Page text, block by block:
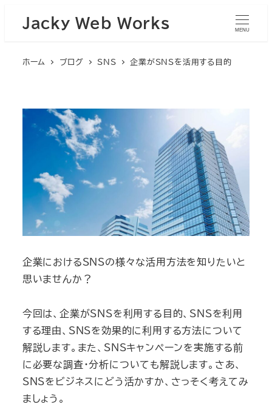
Jacky Web Works MENU
ホーム ブログ SNS 企業がSNSを活用する目的
企業におけるSNSの様々な活用方法を知りたいと
思いませんか？
今回は、企業がSNSを利用する目的、SNSを利用
する理由、SNSを効果的に利用する方法について
解説します。また、SNSキャンペーンを実施する前
に必要な調査・分析についても解説します。さあ、
SNSをビジネスにどう活かすか、さっそく考えてみ
ましょう。